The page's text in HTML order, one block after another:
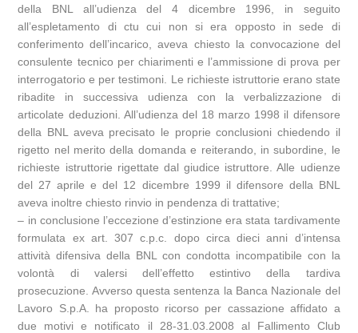
della BNL all’udienza del 4 dicembre 1996, in seguito
all’espletamento di ctu cui non si era opposto in sede di
conferimento dell’incarico, aveva chiesto la convocazione del
consulente tecnico per chiarimenti e l’ammissione di prova per
interrogatorio e per testimoni. Le richieste istruttorie erano state
ribadite in successiva udienza con la verbalizzazione di
articolate deduzioni. All’udienza del 18 marzo 1998 il difensore
della BNL aveva precisato le proprie conclusioni chiedendo il
rigetto nel merito della domanda e reiterando, in subordine, le
richieste istruttorie rigettate dal giudice istruttore. Alle udienze
del 27 aprile e del 12 dicembre 1999 il difensore della BNL
aveva inoltre chiesto rinvio in pendenza di trattative;
– in conclusione l’eccezione d’estinzione era stata tardivamente
formulata ex art. 307 c.p.c. dopo circa dieci anni d’intensa
attività difensiva della BNL con condotta incompatibile con la
volontà di valersi dell’effetto estintivo della tardiva
prosecuzione. Avverso questa sentenza la Banca Nazionale del
Lavoro S.p.A. ha proposto ricorso per cassazione affidato a
due motivi e notificato il 28-31.03.2008 al Fallimento Club